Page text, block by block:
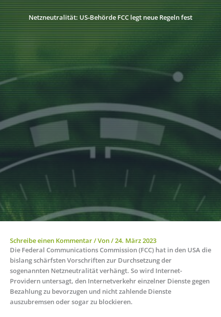
Netzneutralität: US‑Behörde FCC legt neue Regeln fest
Schreibe einen Kommentar/ Von/24. März 2023
Die Federal Communications Commission (FCC) hat in den USA die
bislang schärfsten Vorschriften zur Durchsetzung der
sogenannten Netzneutralität verhängt. So wird Internet-
Providern untersagt, den Internetverkehr einzelner Dienste gegen
Bezahlung zu bevorzugen und nicht zahlende Dienste
auszubremsen oder sogar zu blockieren.